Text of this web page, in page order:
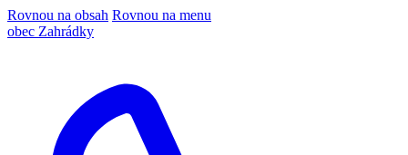
Rovnou na obsah Rovnou na menu
obec Zahrádky